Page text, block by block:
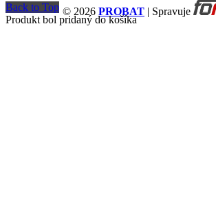
© 2026 PROBAT | Spravuje
Back to Top
Produkt bol pridaný do košíka